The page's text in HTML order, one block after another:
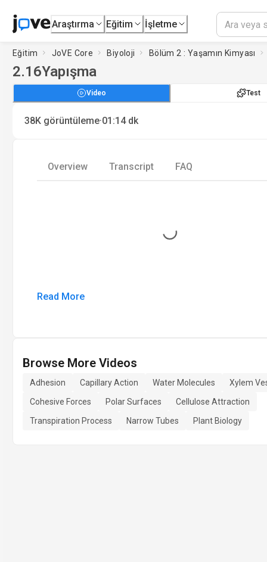
Araştırma Eğitim İşletme
Eğitim JoVE Core Biyoloji Bölüm 2 : Yaşamın Kimyası
2.16Yapışma
Video Test
38K görüntüleme·01:14 dk
Overview Transcript FAQ
Loading...
Read More
Browse More Videos
Adhesion Capillary Action Water Molecules
Xylem
Cohesive Forces
Polar Surfaces
Cellulose Attraction
Transpiration Process
Narrow Tubes Plant Biology